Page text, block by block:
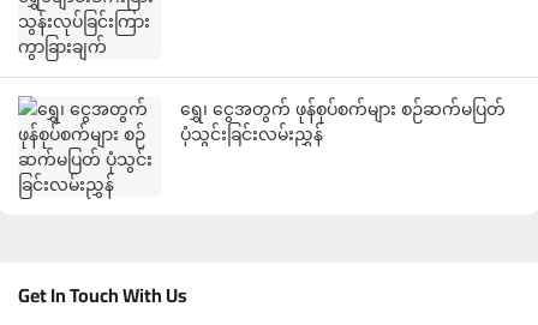
ရွှေ၊ ငွေအတွက် ဖုန်စုပ်စက်များ စဉ်ဆက်မပြတ်
ပုံသွင်းခြင်းလမ်းညွှန်
Get In Touch With Us